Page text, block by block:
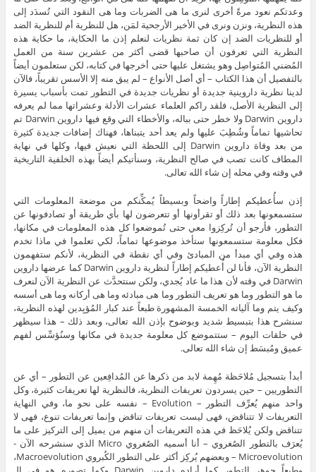
وعدتكم نعود مرةً أخرى لنرى ما هى الضربات وما هى النقود التي تُسدَد إلى
هذه النظرية، ونزن ونرى في الأخير الأرجحية لمَن، هل للنظرية أم للنظرية الضد
أو للنظريات الضد إن كان ثمة نظريات لنعلم إذن ما الحكاية، ما حكاية هذه
النظرية التي تعرفون أن صاحبها قضى أكثر من عشرين سنة من العمل
المُضني المُتواصِل وهو يشتغل عليها حتى أخرجها في كتابه، لكن ستعلمون أيضاً
بالتفصيل أن هذا الكتاب – أي أصل الأنواع – لم يبق منه إلا الأسس تقريباً، فالآن
لدينا نظرية داروينية جديدة أو نظريات جديدة في التطور تمت بأسباب يسيرة
إلى النظرية الأصل، فلقد راكم العلماء عشرات الأدلة وعشراتها مما لم يعرفه
داروين Darwin ولا خطر حتى بباله، والأخطاء التي وقع فيها داروين Darwin تم
تحاشيها تماماً وشُطِبَ عليها ولم يعد أحد يتبناها، فهناك إضافات جديدة كثيرة
من بعد وفاة داروين Darwin إلى اللحظة التي نعيش فيها، وكلها في نهاية
المطاف كانت تصب في صالح النظرية، وسنأتيكم أيضاً بهذه الخلفية التاريخية
في وقته وفي محله إن شاء الله تعالى.
إذن سأُعطيكم إطاراً واضحاً وبسيطاً يُمكِّنكم من موضعة المعلومات التي
ستسمعونها بعد ذلك أو تقرأونها أو تتعرضون لها بأي طريقة أو تصادفونها عن
التطور، فأرجو أن تُركِزوا معي حتى تُموضعوا كل هذه المعلومات في مكانها،
فكل معلومة ستسمعونها ستأخذ موضوعها تماماً، لكي تعلموا في ماذا تخدم
هذه وفي أي مبدأ من المبادئ وفي أي نقطة في النظرية، لأنكم ستفهمون
النظرية الآن، فأنا لن أُعطيكم إطاراً لنظرية داروين Darwin كما عرضها داروين
Darwin في وقته لأن هذا ما عاد يُجدي، ولكن سنتحدَّث عن النظرية الآن لنعرف
ما هو التطور وما هو تعريف التطور وما هى مبادئه وما هى أركانه وما هى أسسه
وكيف يتم وما آلياته الخمسة المشهورة طبعاً عند كبار المُؤيِدين لهذه النظرية،
سنشرح هذا بتبسيط شديد وبوضوح بإذن الله تعالى، وبعد ذلك – هذا سيظهر
في حلقات اليوم – ستتموضع كل معلومة جديدة في مكانها وسنُؤسِّس لفهم
عميق ومُبسَط إن شاء الله تعالى.
أبدأ بتسجيل مُلاحَظة مُهِمة لابد من ذكرها عن المُدافِعين عن التطور – أي عن
التطوريين – حين يسردون تعريفات النظرية، فالنظرية لها تعريفات كثيرة، وكل
واحد منهم يُعرِّف التطور – Evolution – نفسه على نحو ما، وفي النهاية
التعريفات لا تتناقض، فهى ليست تعريفات تناقض وإنما تعريفات تنوع، فهى لا
تتناقض ولكن يُلاحَظ في هذه التعريفات أن منهم من يميل إلى التركيز على ما
يُعرَف بالتطور الصُغروي – أنا أسميه الصُغروي Micro الذي سنشرحه الآن -
Microevolution – وبعضهم يُركِز أكثر على التطور الكُبروي Macroevolution،